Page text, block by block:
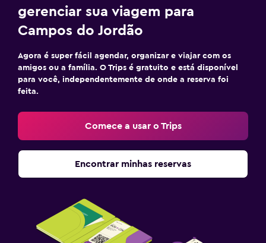
gerenciar sua viagem para
Campos do Jordão
Agora é super fácil agendar, organizar e viajar com os
amigos ou a família. O Trips é gratuito e está disponível
para você, independentemente de onde a reserva foi
feita.
Comece a usar o Trips
Encontrar minhas reservas